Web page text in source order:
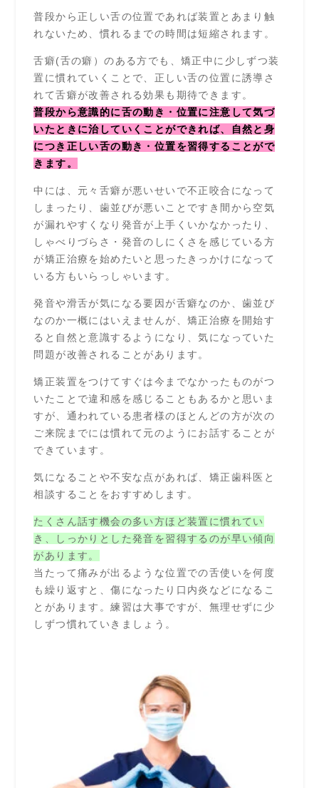
普段から正しい舌の位置であれば装置とあまり触
れないため、慣れるまでの時間は短縮されます。
舌癖(舌の癖）のある方でも、矯正中に少しずつ装
置に慣れていくことで、正しい舌の位置に誘導さ
れて舌癖が改善される効果も期待できます。
普段から意識的に舌の動き・位置に注意して気づ
いたときに治していくことができれば、自然と身
につき正しい舌の動き・位置を習得することがで
きます。
中には、元々舌癖が悪いせいで不正咬合になって
しまったり、歯並びが悪いことですき間から空気
が漏れやすくなり発音が上手くいかなかったり、
しゃべりづらさ・発音のしにくさを感じている方
が矯正治療を始めたいと思ったきっかけになって
いる方もいらっしゃいます。
発音や滑舌が気になる要因が舌癖なのか、歯並び
なのか一概にはいえませんが、矯正治療を開始す
ると自然と意識するようになり、気になっていた
問題が改善されることがあります。
矯正装置をつけてすぐは今までなかったものがつ
いたことで違和感を感じることもあるかと思いま
すが、通われている患者様のほとんどの方が次の
ご来院までには慣れて元のようにお話することが
できています。
気になることや不安な点があれば、矯正歯科医と
相談することをおすすめします。
たくさん話す機会の多い方ほど装置に慣れてい
き、しっかりとした発音を習得するのが早い傾向
があります。
当たって痛みが出るような位置での舌使いを何度
も繰り返すと、傷になったり口内炎などになるこ
とがあります。練習は大事ですが、無理せずに少
しずつ慣れていきましょう。